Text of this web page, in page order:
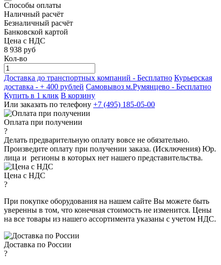
Способы оплаты
Наличный расчёт
Безналичный расчёт
Банковской картой
Цена с НДС
8 938 руб
Кол-во
Доставка до транспортных компаний - Бесплатно Курьерская
доставка - + 400 рублей Самовывоз м.Румянцево - Бесплатно
Купить в 1 клик В корзину
Или заказать по телефону +7 (495) 185-05-00
Оплата при получении
?
Делать предварительную оплату вовсе не обязательно.
Произведите оплату при получении заказа. (Исключения) Юр.
лица и регионы в которых нет нашего представительства.
Цена с НДС
?
При покупке оборудования на нашем сайте Вы можете быть
уверенны в том, что конечная стоимость не изменится. Цены
на все товары из нашего ассортимента указаны с учетом НДС.
Доставка по России
?